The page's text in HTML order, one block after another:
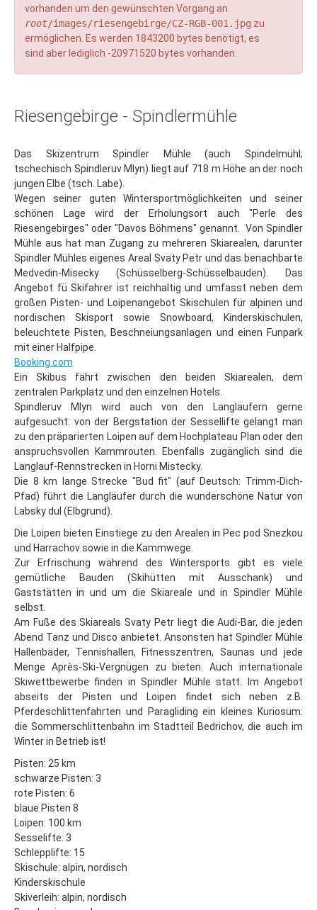
Essen in Budapest
Budapest: Lastminute
Tschechien
Last Minute
Hotel-Tipps
Harrachov
Spindlmühle
Pec pod Snezkou
Altvatergebirge
Last Minute
Ramsova
Mala Moravka
Praded
Cernohorske Sedlo
Cernohorske Sedlo (2)
Erzgebirge
Last Minute
Bozi Dar
Klinovec
Neklid
Hotel-Tipps
Böhmerwald
Last Minute
Zelezna Ruda
Isergebirge
Last Minute
Adlergebirge
Last Minute
vorhanden um den gewünschten Vorgang an
root/images/riesengebirge/CZ-RGB-001.jpg zu
ermöglichen. Es werden 1843200 bytes benötigt, es
sind aber lediglich -20971520 bytes vorhanden.
Riesengebirge - Spindlermühle
Das Skizentrum Spindler Mühle (auch Spindelmühl;
tschechisch Spindleruv Mlyn) liegt auf 718 m Höhe an der noch
jungen Elbe (tsch. Labe).
Wegen seiner guten Wintersportmöglichkeiten und seiner
schönen Lage wird der Erholungsort auch "Perle des
Riesengebirges" oder "Davos Böhmens" genannt. Von Spindler
Mühle aus hat man Zugang zu mehreren Skiarealen, darunter
Spindler Mühles eigenes Areal Svaty Petr und das benachbarte
Medvedin-Misecky (Schüsselberg-Schüsselbauden). Das
Angebot fü Skifahrer ist reichhaltig und umfasst neben dem
großen Pisten- und Loipenangebot Skischulen für alpinen und
nordischen Skisport sowie Snowboard, Kinderskischulen,
beleuchtete Pisten, Beschneiungsanlagen und einen Funpark
mit einer Halfpipe.
Booking.com
Ein Skibus fährt zwischen den beiden Skiarealen, dem
zentralen Parkplatz und den einzelnen Hotels.
Spindleruv Mlyn wird auch von den Langläufern gerne
aufgesucht: von der Bergstation der Sessellifte gelangt man
zu den präparierten Loipen auf dem Hochplateau Plan oder den
anspruchsvollen Kammrouten. Ebenfalls zugänglich sind die
Langlauf-Rennstrecken in Horni Mistecky.
Die 8 km lange Strecke "Bud fit" (auf Deutsch: Trimm-Dich-
Pfad) führt die Langläufer durch die wunderschöne Natur von
Labsky dul (Elbgrund).
Die Loipen bieten Einstiege zu den Arealen in Pec pod Snezkou
und Harrachov sowie in die Kammwege.
Zur Erfrischung während des Wintersports gibt es viele
gemütliche Bauden (Skihütten mit Ausschank) und
Gaststätten in und um die Skiareale und in Spindler Mühle
selbst.
Am Fuße des Skiareals Svaty Petr liegt die Audi-Bar, die jeden
Abend Tanz und Disco anbietet. Ansonsten hat Spindler Mühle
Hallenbäder, Tennishallen, Fitnesszentren, Saunas und jede
Menge Après-Ski-Vergnügen zu bieten. Auch internationale
Skiwettbewerbe finden in Spindler Mühle statt. Im Angebot
abseits der Pisten und Loipen findet sich neben z.B.
Pferdeschlittenfahrten und Paragliding ein kleines Kuriosum:
die Sommerschlittenbahn im Stadtteil Bedrichov, die auch im
Winter in Betrieb ist!
Pisten: 25 km
schwarze Pisten: 3
rote Pisten: 6
blaue Pisten 8
Loipen: 100 km
Sesselifte: 3
Schlepplifte: 15
Skischule: alpin, nordisch
Kinderskischule
Skiverleih: alpin, nordisch